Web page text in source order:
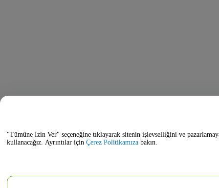
"Tümüne İzin Ver" seçeneğine tıklayarak sitenin işlevselliğini ve
kullanacağız. Ayrıntılar için Çerez Politikamıza bakın.